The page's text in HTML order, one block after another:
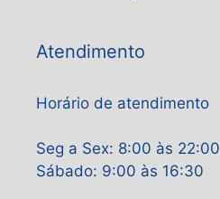
Atendimento
Horário de atendimento
Seg a Sex: 8:00 às 22:00
Sábado: 9:00 às 16:30